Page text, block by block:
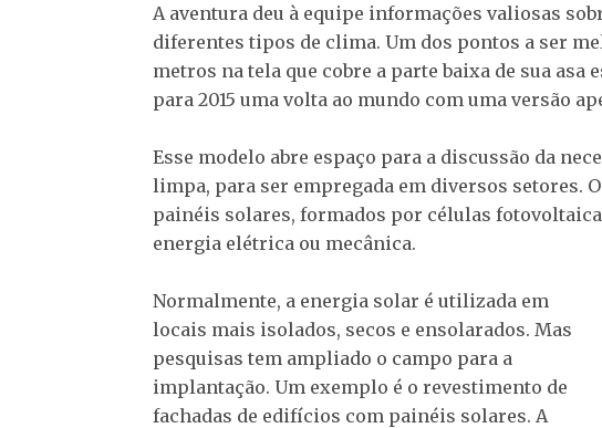
A aventura deu à equipe informações valiosas
diferentes tipos de clima. Um dos pontos a ser
metros na tela que cobre a parte baixa de sua asa
para 2015 uma volta ao mundo com uma versão
Esse modelo abre espaço para a discussão da
limpa, para ser empregada em diversos setores.
painéis solares, formados por células
energia elétrica ou mecânica.
Normalmente, a energia solar é utilizada em
locais mais isolados, secos e ensolarados. Mas
pesquisas tem ampliado o campo para a
implantação. Um exemplo é o revestimento de
fachadas de edifícios com painéis solares. A